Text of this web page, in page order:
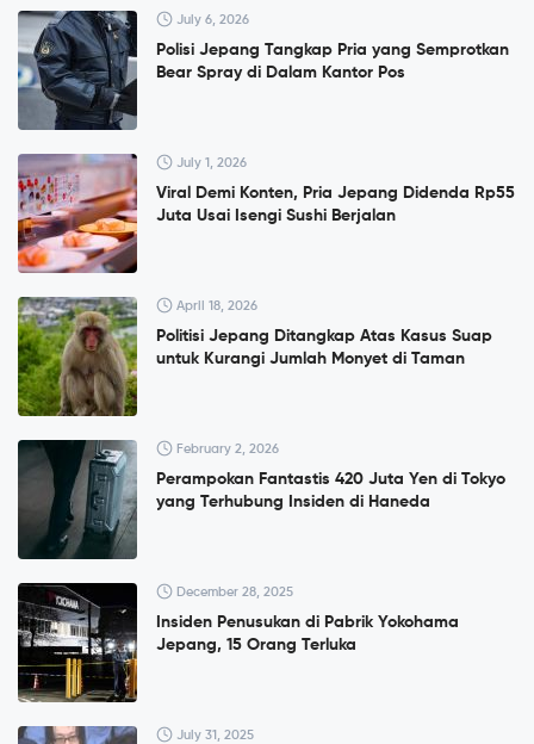
July 6, 2026
Polisi Jepang Tangkap Pria yang Semprotkan
Bear Spray di Dalam Kantor Pos
July 1, 2026
Viral Demi Konten, Pria Jepang Didenda Rp55
Juta Usai Isengi Sushi Berjalan
April 18, 2026
Politisi Jepang Ditangkap Atas Kasus Suap
untuk Kurangi Jumlah Monyet di Taman
February 2, 2026
Perampokan Fantastis 420 Juta Yen di Tokyo
yang Terhubung Insiden di Haneda
December 28, 2025
Insiden Penusukan di Pabrik Yokohama
Jepang, 15 Orang Terluka
July 31, 2025